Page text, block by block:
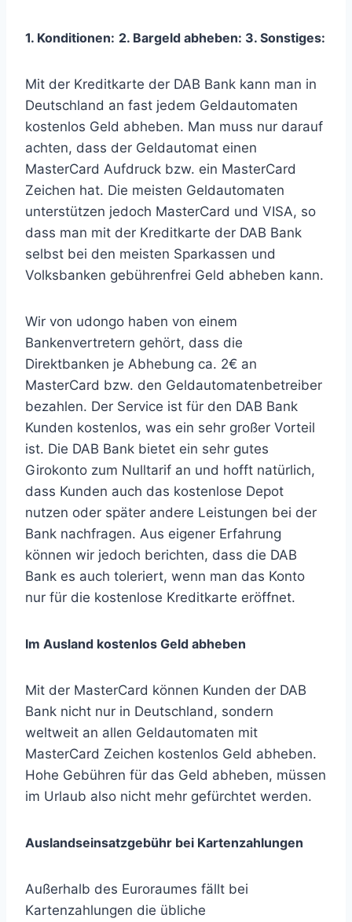
1. Konditionen: 2. Bargeld abheben: 3. Sonstiges:
Mit der Kreditkarte der DAB Bank kann man in
Deutschland an fast jedem Geldautomaten
kostenlos Geld abheben. Man muss nur darauf
achten, dass der Geldautomat einen
MasterCard Aufdruck bzw. ein MasterCard
Zeichen hat. Die meisten Geldautomaten
unterstützen jedoch MasterCard und VISA, so
dass man mit der Kreditkarte der DAB Bank
selbst bei den meisten Sparkassen und
Volksbanken gebührenfrei Geld abheben kann.
Wir von udongo haben von einem
Bankenvertretern gehört, dass die
Direktbanken je Abhebung ca. 2€ an
MasterCard bzw. den Geldautomatenbetreiber
bezahlen. Der Service ist für den DAB Bank
Kunden kostenlos, was ein sehr großer Vorteil
ist. Die DAB Bank bietet ein sehr gutes
Girokonto zum Nulltarif an und hofft natürlich,
dass Kunden auch das kostenlose Depot
nutzen oder später andere Leistungen bei der
Bank nachfragen. Aus eigener Erfahrung
können wir jedoch berichten, dass die DAB
Bank es auch toleriert, wenn man das Konto
nur für die kostenlose Kreditkarte eröffnet.
Im Ausland kostenlos Geld abheben
Mit der MasterCard können Kunden der DAB
Bank nicht nur in Deutschland, sondern
weltweit an allen Geldautomaten mit
MasterCard Zeichen kostenlos Geld abheben.
Hohe Gebühren für das Geld abheben, müssen
im Urlaub also nicht mehr gefürchtet werden.
Auslandseinsatzgebühr bei Kartenzahlungen
Außerhalb des Euroraumes fällt bei
Kartenzahlungen die übliche